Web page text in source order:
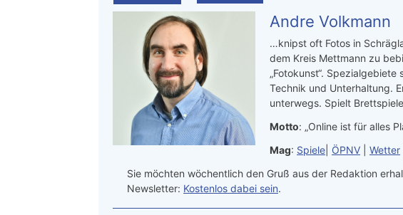
Andre Volkmann
…knipst oft Fotos in
dem Kreis Mettmann zu
„Fotokunst“.
Technik und Unterhaltung.
unterwegs. Spielt
Motto: „Online ist für alles
Mag: Spiele ÖPNV Wetter
Sie möchten wöchentlich den Gruß aus der Redaktion
Newsletter: Kostenlos dabei sein.